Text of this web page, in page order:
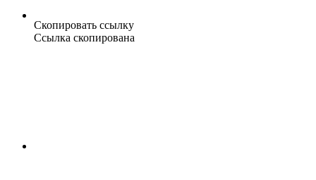
Скопировать ссылку
Ссылка скопирована